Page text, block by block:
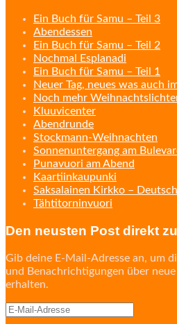
Ein Buch für Samu – Teil 3
Abendessen
Ein Buch für Samu – Teil 2
Nochmal Esplanadi
Ein Buch für Samu – Teil 1
Neuer Tag, neues was auch
Noch mehr
Kluuvicenter
Abendrunde
Stockmann-Weihnachten
Sonnenuntergang am
Punavuori am Abend
Kaartiinkaupunki
Saksalainen Kirkko –
Tähtitorninvuori
Den neusten Post direkt
Gib deine E-Mail-Adresse an, um
und Benachrichtigungen über
erhalten.
E-